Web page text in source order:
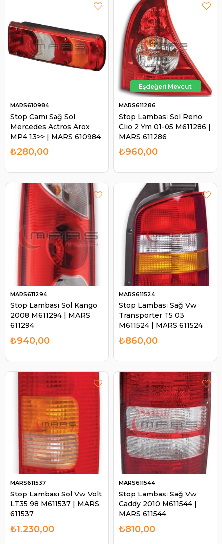
Stop Camı Sağ Sol
Mercedes Actros Arox
MP4 13>> | MARS 610984
MARS610984
₺280,00
Stop Lambası Sol Reno
Clio 2 Ym 01-05 M611286 |
MARS 611286
MARS611286
₺960,00
Stop Lambası Sol Kango
2008 M611294 | MARS
611294
MARS611294
₺940,00
Stop Lambası Sağ Vw
Transporter T5 03
M611524 | MARS 611524
MARS611524
₺860,00
Stop Lambası Sol Vw Volt
LT35 98 M611537 | MARS
611537
MARS611537
₺1.230,00
Stop Lambası Sağ Vw
Caddy 2010 M611544 |
MARS 611544
MARS611544
₺810,00